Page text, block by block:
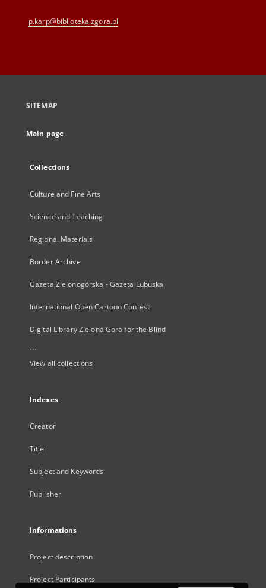
p.karp@biblioteka.zgora.pl
SITEMAP
Main page
Collections
Culture and Fine Arts
Science and Teaching
Regional Materials
Border Archive
Gazeta Zielonogórska - Gazeta Lubuska
International Open Cartoon Contest
Digital Library Zielona Gora for the Blind
...
View all collections
Indexes
Creator
Title
Subject and Keywords
Publisher
Informations
Project description
Project Participants